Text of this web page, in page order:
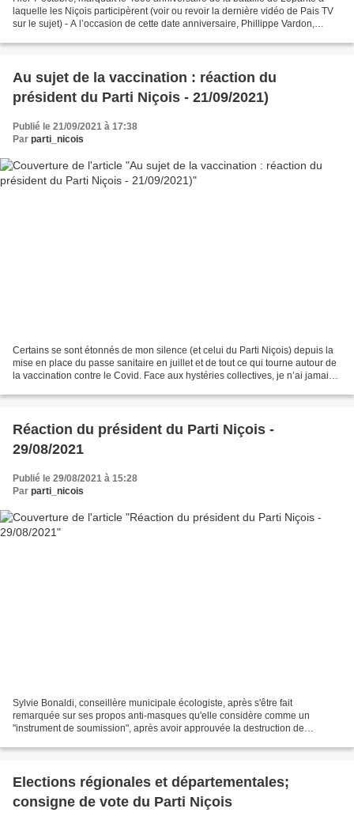
laquelle les Niçois participèrent (voir ou revoir la dernière vidéo de Pais TV
sur le sujet) - A l’occasion de cette date anniversaire, Phillippe Vardon,
Au sujet de la vaccination : réaction du
président du Parti Niçois - 21/09/2021)
Publié le 21/09/2021 à 17:38
Par parti_nicois
Certains se sont étonnés de mon silence (et celui du Parti Niçois) depuis la
mise en place du passe sanitaire en juillet et de tout ce qui tourne autour de
la vaccination contre le Covid. Face aux hystéries collectives, je n’ai jamais
Réaction du président du Parti Niçois -
29/08/2021
Publié le 29/08/2021 à 15:28
Par parti_nicois
Sylvie Bonaldi, conseillère municipale écologiste, après s'être fait
remarquée sur ses propos anti-masques qu'elle considère comme un
"instrument de soumission", après avoir approuvée la destruction de
Elections régionales et départementales;
consigne de vote du Parti Niçois